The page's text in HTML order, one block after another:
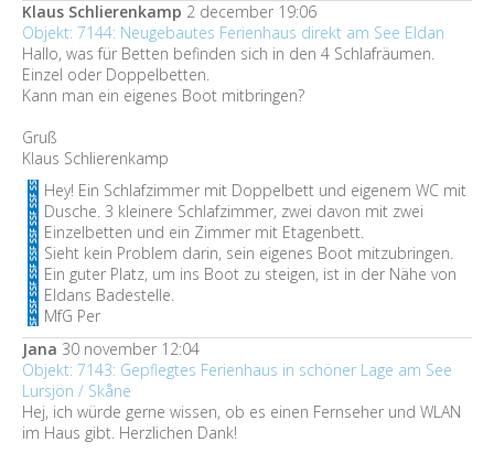
Klaus Schlierenkamp 2 december 19:06
Objekt: 7144: Neugebautes Ferienhaus direkt am See Eldan
Hallo, was für Betten befinden sich in den 4 Schlafräumen.
Einzel oder Doppelbetten.
Kann man ein eigenes Boot mitbringen?
Gruß
Klaus Schlierenkamp
Hey! Ein Schlafzimmer mit Doppelbett und eigenem WC mit
Dusche. 3 kleinere Schlafzimmer, zwei davon mit zwei
Einzelbetten und ein Zimmer mit Etagenbett.
Sieht kein Problem darin, sein eigenes Boot mitzubringen.
Ein guter Platz, um ins Boot zu steigen, ist in der Nähe von
Eldans Badestelle.
MfG Per
Jana 30 november 12:04
Objekt: 7143: Gepflegtes Ferienhaus in schöner Lage am See
Lursjön / Skåne
Hej, ich würde gerne wissen, ob es einen Fernseher und WLAN
im Haus gibt. Herzlichen Dank!